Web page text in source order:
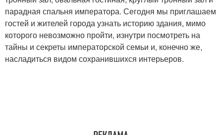
парадная спальня императора. Сегодня мы приглашаем
гостей и жителей города узнать историю здания, мимо
которого невозможно пройти, изнутри посмотреть на
тайны и секреты императорской семьи и, конечно же,
насладиться видом сохранившихся интерьеров.